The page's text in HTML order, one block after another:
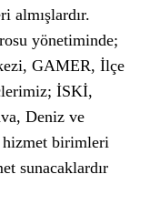
almışlardır.
yönetiminde;
GAMER, İlçe
İSKİ,
Deniz ve
hizmet birimleri
sunacaklardır